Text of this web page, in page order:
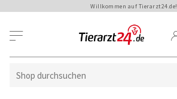
Willkommen auf Tierarzt24.de!